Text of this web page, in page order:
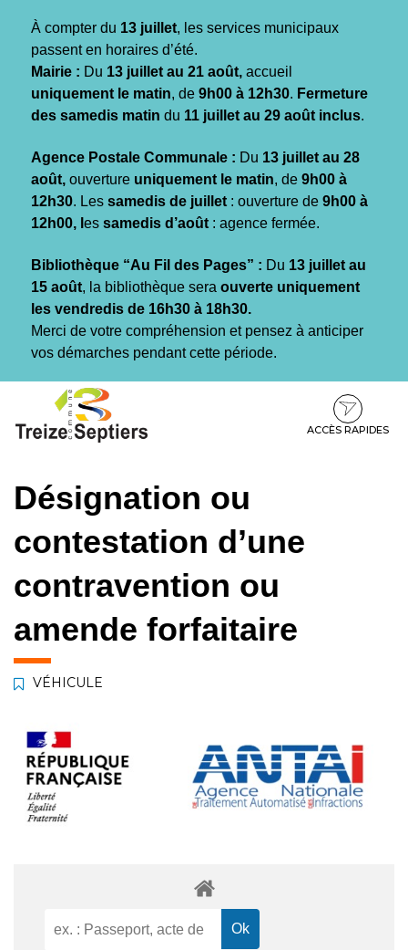
À compter du 13 juillet, les services municipaux
passent en horaires d’été.
Mairie : Du 13 juillet au 21 août, accueil
uniquement le matin, de 9h00 à 12h30. Fermeture
des samedis matin du 11 juillet au 29 août inclus.
Agence Postale Communale : Du 13 juillet au 28
août, ouverture uniquement le matin, de 9h00 à
12h30. Les samedis de juillet : ouverture de 9h00 à
12h00, l es samedis d’août : agence fermée.
Bibliothèque “Au Fil des Pages” : Du 13 juillet au
15 août, la bibliothèque sera ouverte uniquement
les vendredis de 16h30 à 18h30.
Merci de votre compréhension et pensez à anticiper
vos démarches pendant cette période.
contenu
pied
ACCÈS RAPIDES
Désignation ou
contestation d’une
contravention ou
amende forfaitaire
VÉHICULE